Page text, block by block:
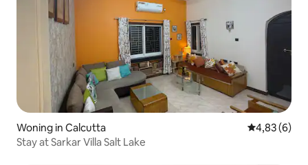
Woning in Calcutta Gemiddelde
4,83 (6)
Stay at Sarkar Villa Salt Lake